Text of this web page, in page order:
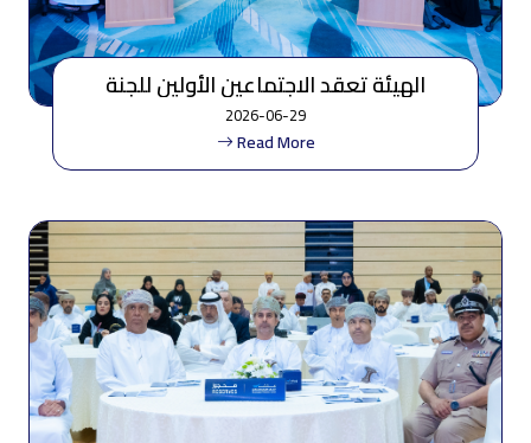
الهيئة تعقد الاجتماعين الأولين للجنة
التنسيقية لتنظيم الطيران المدني ولجنة
حماية بيئة الطيران
2026-06-29
Read More